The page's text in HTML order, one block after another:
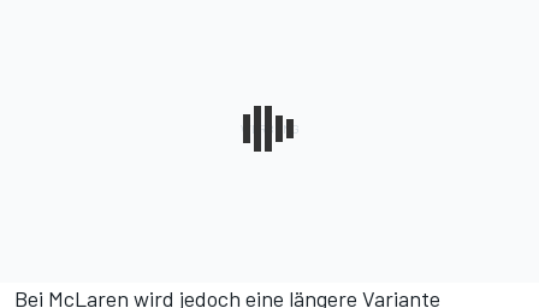
Bei McLaren wird jedoch eine längere Variante